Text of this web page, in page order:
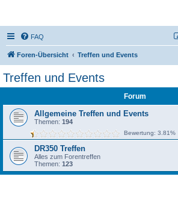
FAQ
Foren-Übersicht Treffen und Events
Treffen und Events
Forum
Allgemeine Treffen und Events
Themen: 194
Bewertung: 3.81%
DR350 Treffen
Alles zum Forentreffen
Themen: 123